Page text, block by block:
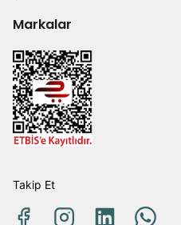
Markalar
Takip Et